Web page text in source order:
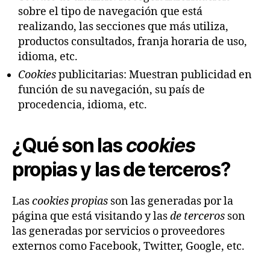
sobre el tipo de navegación que está
realizando, las secciones que más utiliza,
productos consultados, franja horaria de uso,
idioma, etc.
Cookiespublicitarias: Muestran publicidad en
función de su navegación, su país de
procedencia, idioma, etc.
¿Qué son lascookies
propias y las de terceros?
Lascookies propias son las generadas por la
página que está visitando y lasde terceros son
las generadas por servicios o proveedores
externos como Facebook, Twitter, Google, etc.